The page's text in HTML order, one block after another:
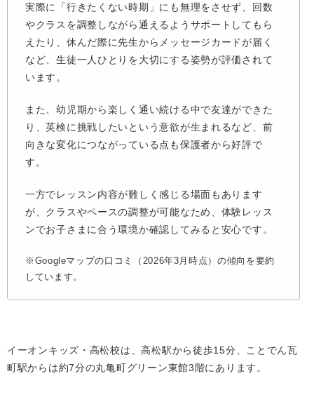
実際に「行きたくない時期」にも無理をさせず、回数
やクラスを調整しながら通えるようサポートしてもら
えたり、休んだ際に先生からメッセージカードが届く
など、生徒一人ひとりを大切にする姿勢が評価されて
います。
また、幼児期から楽しく通い続ける中で友達ができた
り、英検に挑戦したいという意欲が生まれるなど、前
向きな変化につながっている点も保護者から好評で
す。
一方でレッスン内容が難しく感じる場面もあります
が、クラスやペースの調整が可能なため、体験レッス
ンでお子さまに合う環境か確認してみると安心です。
※Googleマップの口コミ（2026年3月時点）の傾向を要約
しています。
イーオンキッズ・高松校は、高松駅から徒歩15分、ことでん瓦
町駅からは約7分の丸亀町グリーン東館3階にあります。